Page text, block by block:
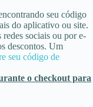
seu código
do aplicativo ou site.
sociais ou por e-
descontos. Um
seu código de
o checkout para